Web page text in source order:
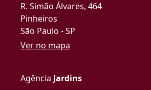
R. Simão Álvares, 464
Pinheiros
São Paulo - SP
Ver no mapa
Agência Jardins